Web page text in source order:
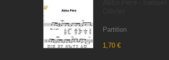
Partition
1,70 €